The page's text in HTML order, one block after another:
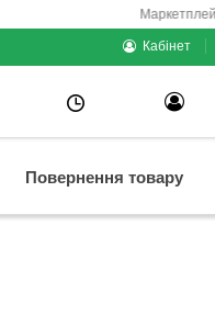
Маркетплейс
Кабінет
Повернення товару